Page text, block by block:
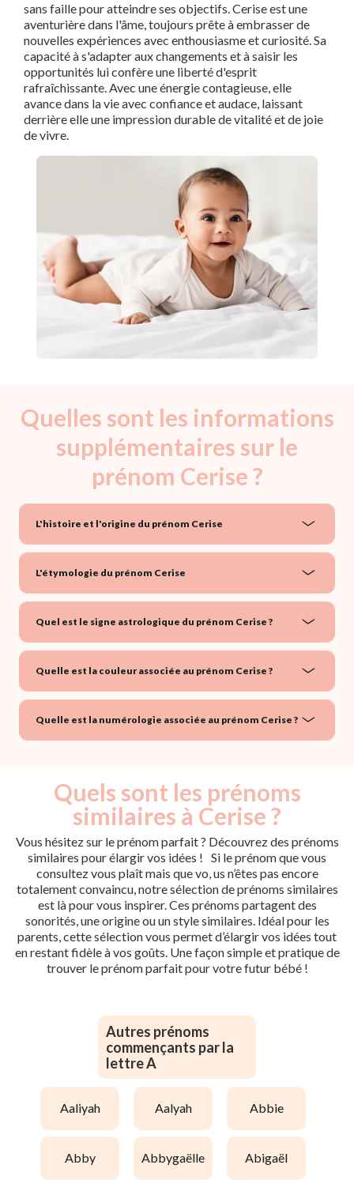
sans faille pour atteindre ses objectifs. Cerise est une
aventurière dans l'âme, toujours prête à embrasser de
nouvelles expériences avec enthousiasme et curiosité. Sa
capacité à s'adapter aux changements et à saisir les
opportunités lui confère une liberté d'esprit
rafraîchissante. Avec une énergie contagieuse, elle
avance dans la vie avec confiance et audace, laissant
derrière elle une impression durable de vitalité et de joie
de vivre.
Quelles sont les informations
supplémentaires sur le
prénom Cerise ?
L'histoire et l'origine du prénom Cerise
L'étymologie du prénom Cerise
Quel est le signe astrologique du prénom Cerise ?
Quelle est la couleur associée au prénom Cerise ?
Quelle est la numérologie associée au prénom Cerise ?
Quels sont les prénoms
similaires à Cerise ?
Vous hésitez sur le prénom parfait ? Découvrez des prénoms
similaires pour élargir vos idées ! Si le prénom que vous
consultez vous plaît mais que vo, us n’êtes pas encore
totalement convaincu, notre sélection de prénoms similaires
est là pour vous inspirer. Ces prénoms partagent des
sonorités, une origine ou un style similaires. Idéal pour les
parents, cette sélection vous permet d’élargir vos idées tout
en restant fidèle à vos goûts. Une façon simple et pratique de
trouver le prénom parfait pour votre futur bébé !
Autres prénoms
commençants par la
lettre A
aaliyah aalyah abbie
abby abbygaëlle abigaël